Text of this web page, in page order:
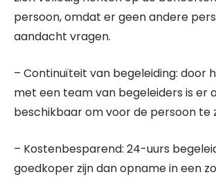
persoon, omdat er geen andere
aandacht vragen.
– Continuïteit van begeleiding: door
met een team van begeleiders is er
beschikbaar om voor de persoon te
– Kostenbesparend: 24-uurs
goedkoper zijn dan opname in een